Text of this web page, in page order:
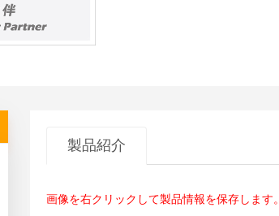
製品紹介
画像を右クリックして製品情報を保存します。